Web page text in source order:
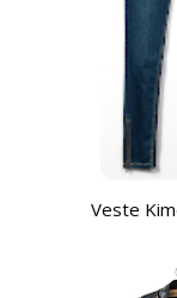
Veste